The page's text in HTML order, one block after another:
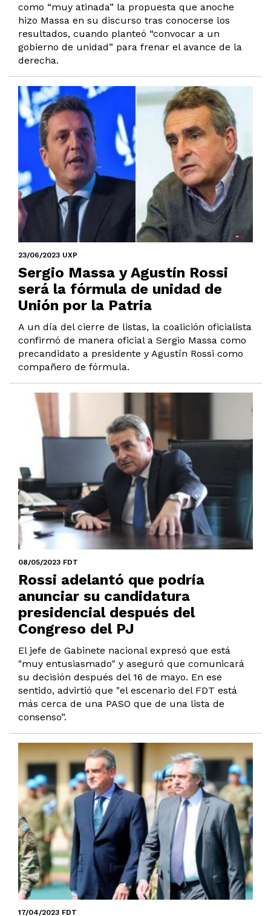
como “muy atinada” la propuesta que anoche
hizo Massa en su discurso tras conocerse los
resultados, cuando planteó “convocar a un
gobierno de unidad” para frenar el avance de la
derecha.
23/06/2023 UXP
Sergio Massa y Agustín Rossi
será la fórmula de unidad de
Unión por la Patria
A un día del cierre de listas, la coalición oficialista
confirmó de manera oficial a Sergio Massa como
precandidato a presidente y Agustín Rossi como
compañero de fórmula.
08/05/2023 FDT
Rossi adelantó que podría
anunciar su candidatura
presidencial después del
Congreso del PJ
El jefe de Gabinete nacional expresó que está
"muy entusiasmado" y aseguró que comunicará
su decisión después del 16 de mayo. En ese
sentido, advirtió que "el escenario del FDT está
más cerca de una PASO que de una lista de
consenso”.
17/04/2023 FDT